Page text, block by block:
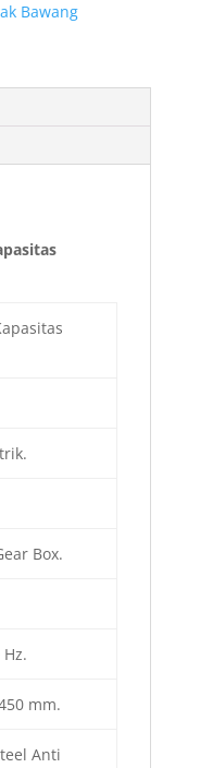
Bawang
Box.
mm.
Anti